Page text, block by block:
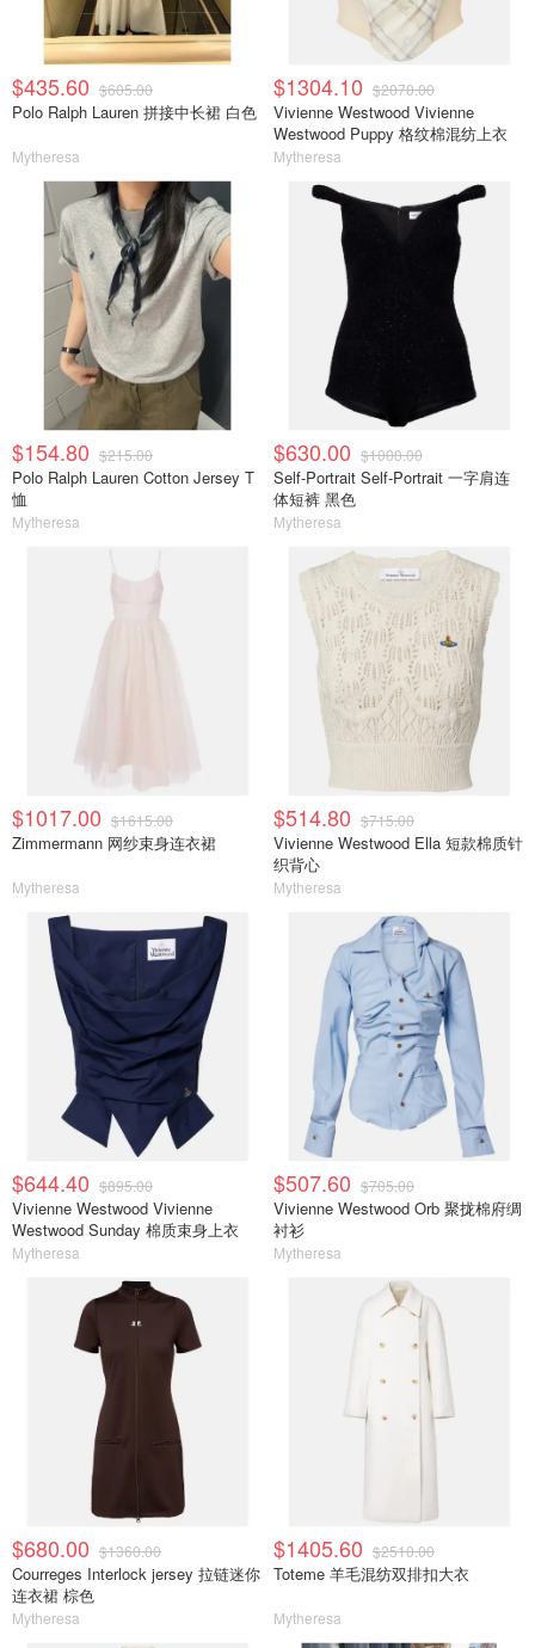
$435.60 $605.00
Polo Ralph Lauren 拼接中长裙 白色
Mytheresa
$1304.10 $2070.00
Vivienne Westwood Vivienne
Westwood Puppy 格纹棉混纺上衣
Mytheresa
$154.80 $215.00
Polo Ralph Lauren Cotton Jersey T
恤
Mytheresa
$630.00 $1000.00
Self-Portrait Self-Portrait 一字肩连
体短裤 黑色
Mytheresa
$1017.00 $1615.00
Zimmermann 网纱束身连衣裙
Mytheresa
$514.80 $715.00
Vivienne Westwood Ella 短款棉质针
织背心
Mytheresa
$644.40 $895.00
Vivienne Westwood Vivienne
Westwood Sunday 棉质束身上衣
Mytheresa
$507.60 $705.00
Vivienne Westwood Orb 聚拢棉府绸
衬衫
Mytheresa
$680.00 $1360.00
Courreges Interlock jersey 拉链迷你
连衣裙 棕色
Mytheresa
$1405.60 $2510.00
Toteme 羊毛混纺双排扣大衣
Mytheresa